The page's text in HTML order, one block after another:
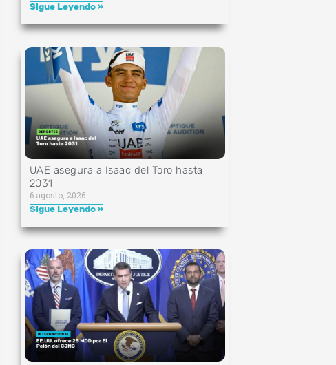
Sigue Leyendo »
UAE asegura a Isaac del Toro hasta
2031
6 agosto, 2026
Sigue Leyendo »